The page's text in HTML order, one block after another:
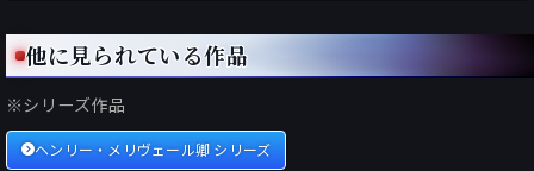
他に見られている作品
※シリーズ作品
ヘンリー・メリヴェール卿 シリーズ